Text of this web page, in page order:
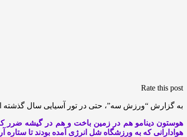
Rate this post
به گزارش “ورزش سه”، حتی در تور آسیایی سال گذشته
هوادارانی که به ورزشگاه شل انرژی آمده بودند تا ستاره